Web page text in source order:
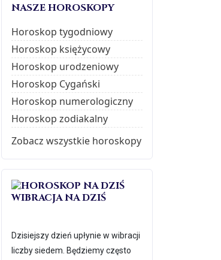
NASZE HOROSKOPY
Horoskop tygodniowy
Horoskop księżycowy
Horoskop urodzeniowy
Horoskop Cygański
Horoskop numerologiczny
Horoskop zodiakalny
Zobacz wszystkie horoskopy
WIBRACJA NA DZIŚ
Dzisiejszy dzień upłynie w wibracji
liczby siedem. Będziemy często